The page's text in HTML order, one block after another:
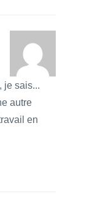
je sais...
autre
en